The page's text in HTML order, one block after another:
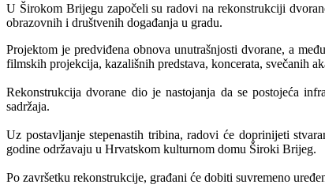
U Širokom Brijegu započeli su radovi na rekonstrukciji
obrazovnih i društvenih događanja u gradu.
Projektom je predviđena obnova unutrašnjosti dvorane, a
filmskih projekcija, kazališnih predstava, koncerata, svečanih
Rekonstrukcija dvorane dio je nastojanja da se postojeća
sadržaja.
Uz postavljanje stepenastih tribina, radovi će doprinijeti
godine održavaju u Hrvatskom kulturnom domu Široki Brijeg.
Po završetku rekonstrukcije, građani će dobiti suvremeno